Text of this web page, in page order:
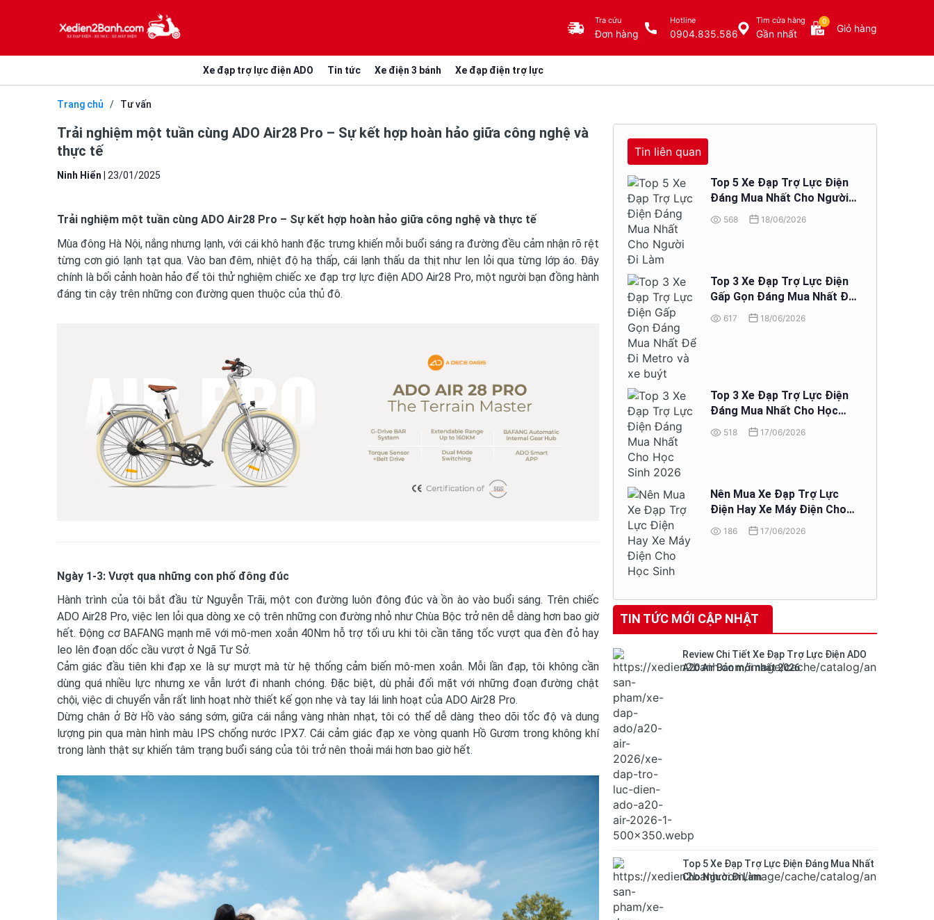
Tra cứu
Đơn hàng
Hotline
0904.835.586
Tìm cửa hàng
Gần nhất
0
Giỏ hàng
Xe đạp trợ lực điện ADO Tin tức Xe điện 3 bánh Xe đạp điện trợ lực
Trang chủ / Tư vấn
Trải nghiệm một tuần cùng ADO Air28 Pro – Sự kết hợp hoàn hảo giữa công nghệ và
thực tế
Ninh Hiển 23/01/2025
Trải nghiệm một tuần cùng ADO Air28 Pro – Sự kết hợp hoàn hảo giữa công nghệ và thực tế
Mùa đông Hà Nội, nắng nhưng lạnh, với cái khô hanh đặc trưng khiến mỗi buổi sáng ra đường đều cảm nhận rõ rệt
từng cơn gió lạnh tạt qua. Vào ban đêm, nhiệt độ hạ thấp, cái lạnh thấu da thịt như len lỏi qua từng lớp áo. Đây
chính là bối cảnh hoàn hảo để tôi thử nghiệm chiếc xe đạp trợ lực điện ADO Air28 Pro, một người bạn đồng hành
đáng tin cậy trên những con đường quen thuộc của thủ đô.
Ngày 1-3: Vượt qua những con phố đông đúc
Hành trình của tôi bắt đầu từ Nguyễn Trãi, một con đường luôn đông đúc và ồn ào vào buổi sáng. Trên chiếc
ADO Air28 Pro, việc len lỏi qua dòng xe cộ trên những con đường nhỏ như Chùa Bộc trở nên dễ dàng hơn bao giờ
hết. Động cơ BAFANG mạnh mẽ với mô-men xoắn 40Nm hỗ trợ tối ưu khi tôi cần tăng tốc vượt qua đèn đỏ hay
leo lên đoạn dốc cầu vượt ở Ngã Tư Sở.
Cảm giác đầu tiên khi đạp xe là sự mượt mà từ hệ thống cảm biến mô-men xoắn. Mỗi lần đạp, tôi không cần
dùng quá nhiều lực nhưng xe vẫn lướt đi nhanh chóng. Đặc biệt, dù phải đối mặt với những đoạn đường chật
chội, việc di chuyển vẫn rất linh hoạt nhờ thiết kế gọn nhẹ và tay lái linh hoạt của ADO Air28 Pro.
Dừng chân ở Bờ Hồ vào sáng sớm, giữa cái nắng vàng nhàn nhạt, tôi có thể dễ dàng theo dõi tốc độ và dung
lượng pin qua màn hình màu IPS chống nước IPX7. Cái cảm giác đạp xe vòng quanh Hồ Gươm trong không khí
trong lành thật sự khiến tâm trạng buổi sáng của tôi trở nên thoải mái hơn bao giờ hết.
Tin liên quan
Top 5 Xe Đạp Trợ Lực Điện
Đáng Mua Nhất Cho Người
Đi Làm
568 18/06/2026
Top 3 Xe Đạp Trợ Lực Điện
Gấp Gọn Đáng Mua Nhất Để
Đi Metro và xe buýt
617 18/06/2026
Top 3 Xe Đạp Trợ Lực Điện
Đáng Mua Nhất Cho Học
Sinh 2026
518 17/06/2026
Nên Mua Xe Đạp Trợ Lực
Điện Hay Xe Máy Điện Cho
Học Sinh
186 17/06/2026
TIN TỨC MỚI CẬP NHẬT
Review Chi Tiết Xe Đạp Trợ Lực Điện ADO
A20 Air Bản mới nhất 2026
Top 5 Xe Đạp Trợ Lực Điện Đáng Mua Nhất
Cho Người Đi Làm